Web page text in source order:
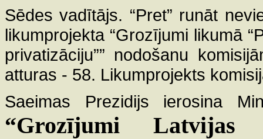
Sēdes vadītājs. “Pret” runāt
likumprojekta “Grozījumi likumā
privatizāciju”” nodošanu
atturas - 58. Likumprojekts
Saeimas Prezidijs ierosina
“Grozījumi Latvijas